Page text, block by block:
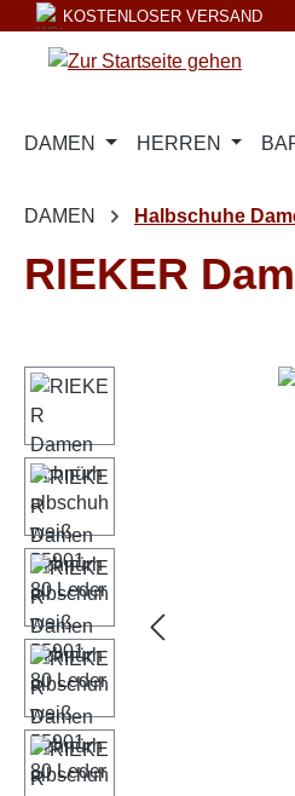
Hauptinhalt springen
Zur Suche springen
Zur Hauptnavigation
KOSTENLOSER VERSAND
DAMEN HERREN
DAMEN Halbschuhe
RIEKER
Bildergalerie überspringen